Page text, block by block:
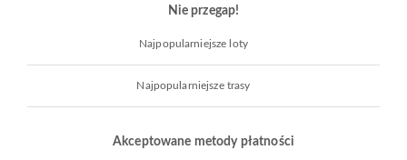
Nie przegap!
Najpopularniejsze loty
Najpopularniejsze trasy
Akceptowane metody płatności